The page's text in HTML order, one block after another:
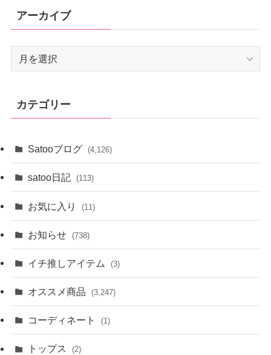
アーカイブ
ブ
カテゴリー
Satooブログ (4,126)
satoo日記 (113)
お気に入り (11)
お知らせ (738)
イチ推しアイテム (3)
オススメ商品 (3,247)
コーディネート (1)
トップス (2)